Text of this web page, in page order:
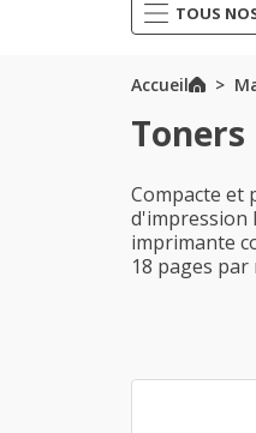
TOUS
Accueil
Toners
Compacte et
d'impression
imprimante
18 pages